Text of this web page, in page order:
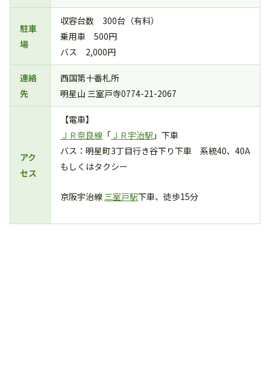
駐車
場
収容台数 300台（有料）
乗用車 500円
バス 2,000円
連絡
先
西国第十番札所
明星山 三室戸寺0774-21-2067
アク
セス
【電車】
ＪＲ奈良線 「 ＪＲ宇治駅 」下車
バス：明星町3丁目行き谷下り下車 系統40、40A
もしくはタクシー
京阪宇治線 三室戸駅下車、徒歩15分